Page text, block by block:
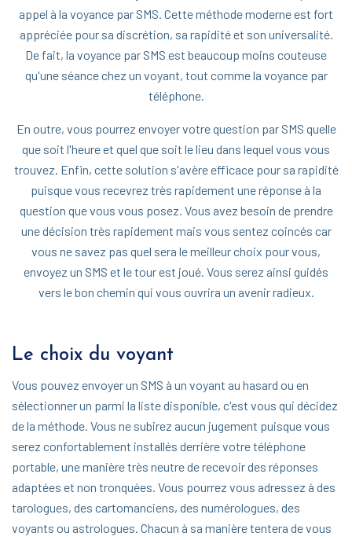
appel à la voyance par SMS. Cette méthode moderne est fort
appréciée pour sa discrétion, sa rapidité et son universalité.
De fait, la voyance par SMS est beaucoup moins couteuse
qu'une séance chez un voyant, tout comme la voyance par
téléphone.
En outre, vous pourrez envoyer votre question par SMS quelle
que soit l'heure et quel que soit le lieu dans lequel vous vous
trouvez. Enfin, cette solution s'avère efficace pour sa rapidité
puisque vous recevrez très rapidement une réponse à la
question que vous vous posez. Vous avez besoin de prendre
une décision très rapidement mais vous sentez coincés car
vous ne savez pas quel sera le meilleur choix pour vous,
envoyez un SMS et le tour est joué. Vous serez ainsi guidés
vers le bon chemin qui vous ouvrira un avenir radieux.
Le choix du voyant
Vous pouvez envoyer un SMS à un voyant au hasard ou en
sélectionner un parmi la liste disponible, c'est vous qui décidez
de la méthode. Vous ne subirez aucun jugement puisque vous
serez confortablement installés derrière votre téléphone
portable, une manière très neutre de recevoir des réponses
adaptées et non tronquées. Vous pourrez vous adressez à des
tarologues, des cartomanciens, des numérologues, des
voyants ou astrologues. Chacun à sa manière tentera de vous